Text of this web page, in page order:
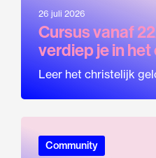
26 juli 2026
Cursus vanaf
verdiep je in
Leer het christelijk
Community